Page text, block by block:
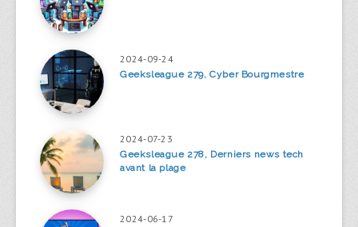
2024-09-24
Geeksleague 279, Cyber Bourgmestre
2024-07-23
Geeksleague 278, Derniers news tech
avant la plage
2024-06-17